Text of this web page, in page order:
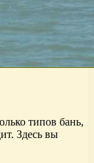
типов бань,
Здесь вы